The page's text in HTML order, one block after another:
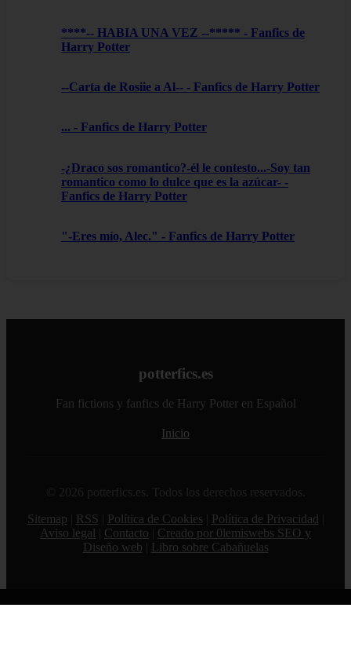
****-- HABIA UNA VEZ --***** - Fanfics de
Harry Potter
--Carta de Rosiie a Al-- - Fanfics de Harry Potter
... - Fanfics de Harry Potter
-¿Draco sos romantico?-él le contesto...-Soy tan
romantico como lo dulce que es la azúcar- -
Fanfics de Harry Potter
"-Eres mío, Alec." - Fanfics de Harry Potter
potterfics.es
Fan fictions y fanfics de Harry Potter en Español
Inicio
© 2026 potterfics.es. Todos los derechos reservados.
Sitemap
RSS Política de Cookies Política de Privacidad
Aviso legal
Contacto
Creado por 0lemiswebs SEO y
Diseño web
Libro sobre Cabañuelas